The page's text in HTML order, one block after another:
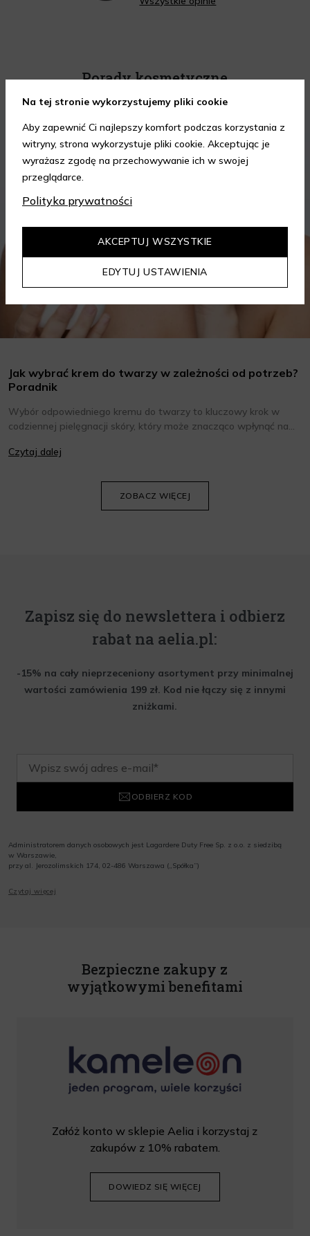
Porady kosmetyczne
Jak wybrać krem do twarzy w zależności od potrzeb?
Poradnik
Wybór odpowiedniego kremu do twarzy to kluczowy krok w
codziennej pielęgnacji skóry, który może znacząco wpłynąć na
oraz wiedzieć, jak dopasować je do potrzeb własnej skóry.
Czytaj dalej
ZOBACZ WIĘCEJ
Zapisz się do newslettera i odbierz
rabat na aelia.pl:
-15% na cały nieprzeceniony asortyment przy minimalnej
wartości zamówienia 199 zł. Kod nie łączy się z innymi
zniżkami.
ODBIERZ KOD
Administratorem danych osobowych jest Lagardere Duty Free Sp. z o.o. z siedzibą
w Warszawie,
przy al. Jerozolimskich 174, 02-486 Warszawa („Spółka”)
o.o. informacji handlowych, w tym newslettera, informacji o promocjach i
Czytaj więcej
Bezpieczne zakupy z
wyjątkowymi benefitami
Załóż konto w sklepie Aelia i korzystaj z
zakupów z 10% rabatem.
DOWIEDZ SIĘ WIĘCEJ
Na tej stronie wykorzystujemy pliki cookie
Aby zapewnić Ci najlepszy komfort podczas korzystania z
witryny, strona wykorzystuje pliki cookie. Akceptując je
wyrażasz zgodę na przechowywanie ich w swojej
przeglądarce.
Polityka prywatności
EDYTUJ USTAWIENIA
AKCEPTUJ WSZYSTKIE